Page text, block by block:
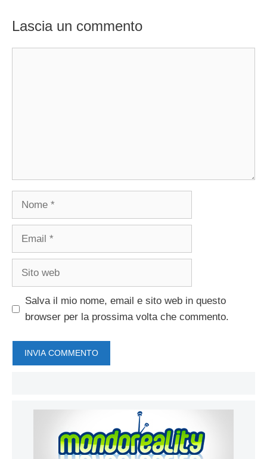
Lascia un commento
Nome
Email
Sito
Salva il mio nome, email e sito web in questo
browser per la prossima volta che commento.